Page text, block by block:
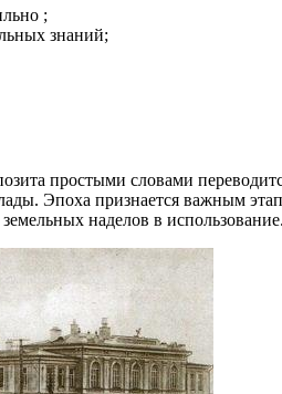
;
знаний;
простыми словами
Эпоха признается важным
наделов в использование.